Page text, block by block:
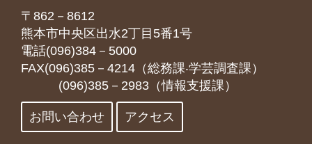
〒862－8612
熊本市中央区出水2丁目5番1号
電話(096)384－5000
FAX(096)385－4214（総務課‧学芸調査課）
(096)385－2983（情報支援課）
お問い合わせ アクセス